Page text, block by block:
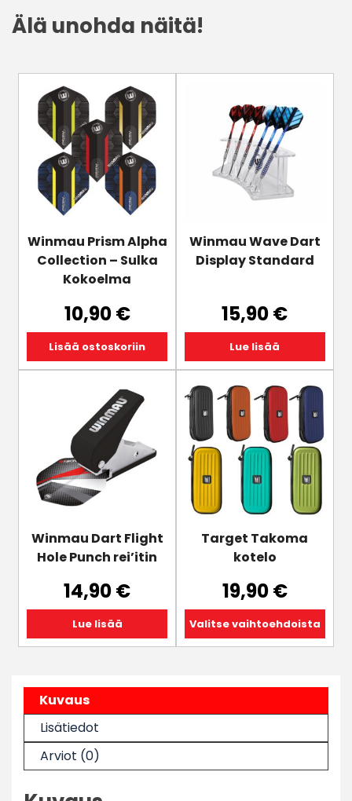
Älä unohda näitä!
Winmau Prism Alpha
Collection – Sulka
Kokoelma
10,90€
Lisää ostoskoriin
Winmau Wave Dart
Display Standard
15,90€
Lue lisää
Winmau Dart Flight
Hole Punch rei’itin
14,90€
Lue lisää
Target Takoma
kotelo
19,90€
Valitse vaihtoehdoista
Tällä
tuotteella
on
useampi
muunnelma.
Voit
tehdä
valinnat
tuotteen
Kuvaus
Lisätiedot
Arviot (0)